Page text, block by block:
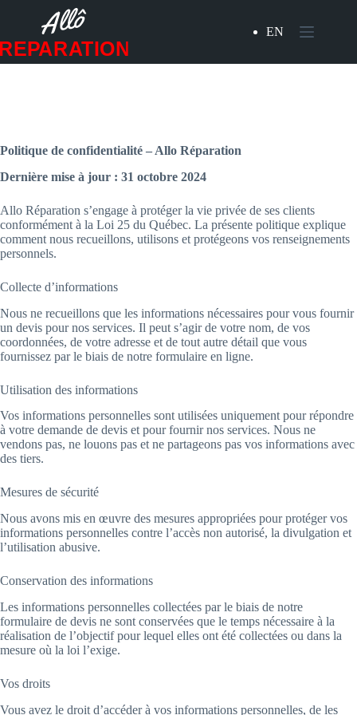
EN
Politique de confidentialité – Allo Réparation
Dernière mise à jour : 31 octobre 2024
Allo Réparation s’engage à protéger la vie privée de ses clients
conformément à la Loi 25 du Québec. La présente politique explique
comment nous recueillons, utilisons et protégeons vos renseignements
personnels.
Collecte d’informations
Nous ne recueillons que les informations nécessaires pour vous fournir
un devis pour nos services. Il peut s’agir de votre nom, de vos
coordonnées, de votre adresse et de tout autre détail que vous
fournissez par le biais de notre formulaire en ligne.
Utilisation des informations
Vos informations personnelles sont utilisées uniquement pour répondre
à votre demande de devis et pour fournir nos services. Nous ne
vendons pas, ne louons pas et ne partageons pas vos informations avec
des tiers.
Mesures de sécurité
Nous avons mis en œuvre des mesures appropriées pour protéger vos
informations personnelles contre l’accès non autorisé, la divulgation et
l’utilisation abusive.
Conservation des informations
Les informations personnelles collectées par le biais de notre
formulaire de devis ne sont conservées que le temps nécessaire à la
réalisation de l’objectif pour lequel elles ont été collectées ou dans la
mesure où la loi l’exige.
Vos droits
Vous avez le droit d’accéder à vos informations personnelles, de les